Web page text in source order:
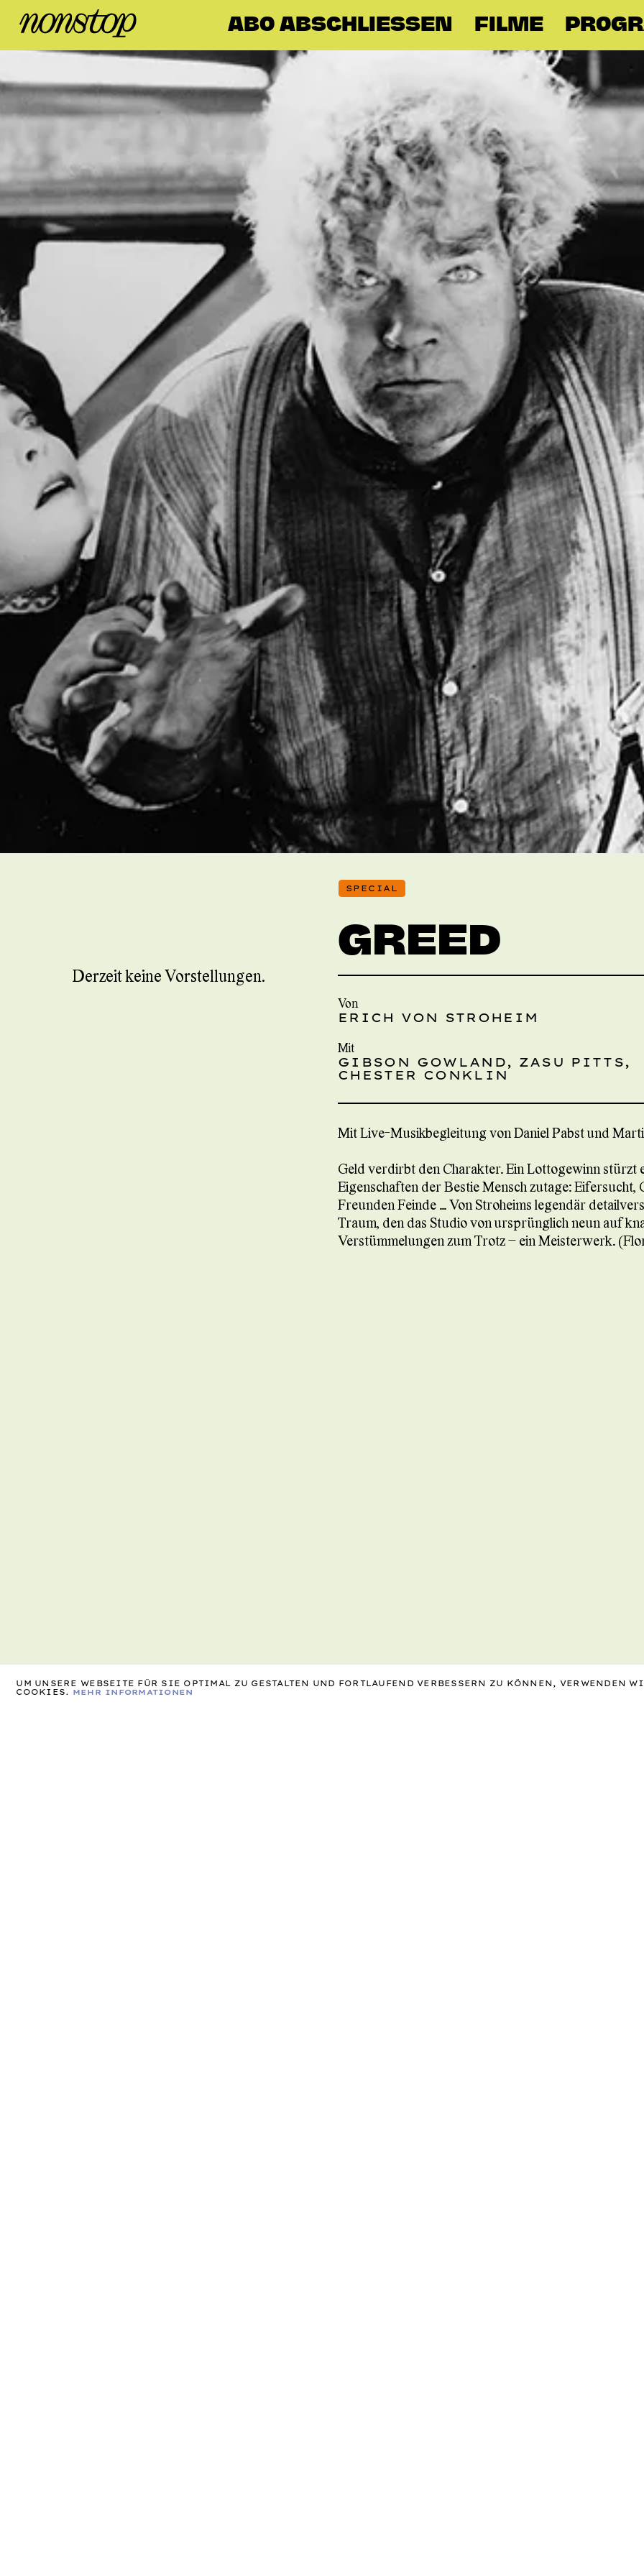
ABO ABSCHLIESSEN FILME
Derzeit keine Vorstellungen.
SPECIAL
GREED
Von
ERICH VON STROHEIM
Mit
GIBSON GOWLAND, ZASU PITTS,
CHESTER CONKLIN
Mit Live-Musikbegleitung von Daniel Pabst und
Geld verdirbt den Charakter. Ein Lottogewinn stürzt
Eigenschaften der Bestie Mensch zutage:
Freunden Feinde … Von Stroheims legendär
Traum, den das Studio von ursprünglich neun auf
Verstümmelungen zum Trotz – ein Meisterwerk.
UM UNSERE WEBSEITE FÜR SIE OPTIMAL ZU GESTALTEN UND FORTLAUFEND VERBESSERN ZU KÖNNEN, VERWENDEN
COOKIES. MEHR INFORMATIONEN